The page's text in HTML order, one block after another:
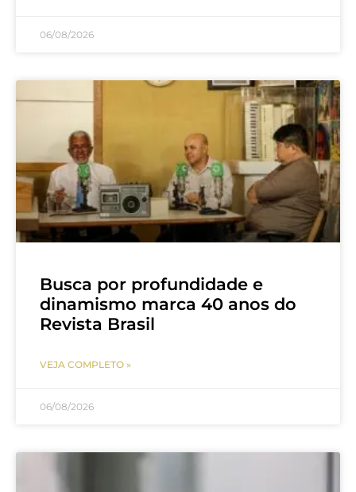
06/08/2026
Busca por profundidade e
dinamismo marca 40 anos do
Revista Brasil
VEJA COMPLETO »
06/08/2026